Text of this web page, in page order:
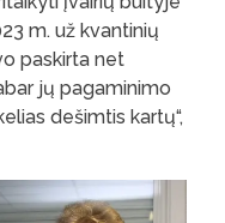
m. už kvantinių
paskirta net
jų pagaminimo
dešimtis kartų“,